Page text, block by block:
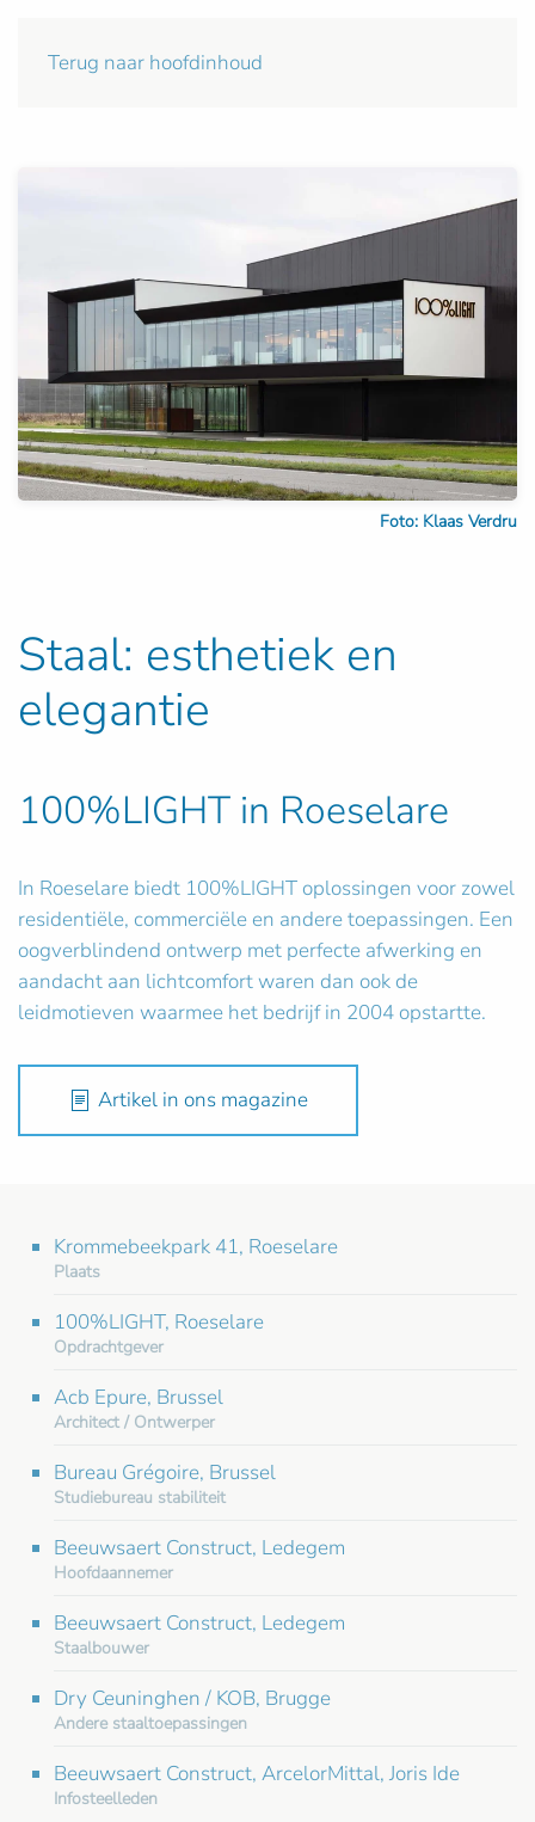
Terug naar hoofdinhoud
Foto: Klaas Verdru
Staal: esthetiek en
elegantie
100%LIGHT in Roeselare
In Roeselare biedt 100%LIGHT oplossingen voor zowel
residentiële, commerciële en andere toepassingen. Een
oogverblindend ontwerp met perfecte afwerking en
aandacht aan lichtcomfort waren dan ook de
leidmotieven waarmee het bedrijf in 2004 opstartte.
Artikel in ons magazine
Krommebeekpark 41, Roeselare
Plaats
100%LIGHT, Roeselare
Opdrachtgever
Acb Epure, Brussel
Architect / Ontwerper
Bureau Grégoire, Brussel
Studiebureau stabiliteit
Beeuwsaert Construct, Ledegem
Hoofdaannemer
Beeuwsaert Construct, Ledegem
Staalbouwer
Dry Ceuninghen / KOB, Brugge
Andere staaltoepassingen
Beeuwsaert Construct, ArcelorMittal, Joris Ide
Infosteelleden